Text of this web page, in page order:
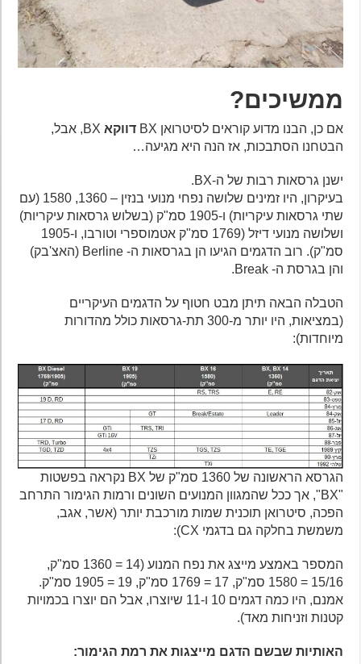
ממשיכים?
אם כן, הבנו מדוע קוראים לסיטרואן BX דווקא
BX, אבל,
הבטחנו הסתבכות, אז הנה היא מגיעה…
ישנן גרסאות רבות של ה-BX.
בעיקרון, היו זמינים שלושה נפחי מנועי בנזין – 1360, 1580 (עם
שתי גרסאות עיקריות) ו-1905 סמ"ק (בשלוש גרסאות עיקריות)
ושלושה מנועי דיזל (1769 סמ"ק אטמוספרי וטורבו, ו-1905
סמ"ק). רוב הדגמים הגיעו הן בגרסאות ה- Berline (האצ'בק)
והן בגרסת ה- Break.
הטבלה הבאה תיתן מבט חטוף על הדגמים העיקריים
(במציאות, היו יותר מ-300 תת-גרסאות כולל מהדורות
מיוחדות):
הגרסא הראשונה של 1360 סמ"ק של BX נקראה בפשטות
"BX", אך ככל שהמגוון ה​​מנועים השונים ורמות הגימור התרחב
הפכה, סיטרואן תוכנית שמות מורכבת יותר (אשר, אגב,
משמשת בחלקה גם בדגמי CX):
המספר באמצע מייצג את נפח המנוע (14 = 1360 סמ"ק,
15/16 = 1580 סמ"ק, 17 = 1769 סמ"ק, 19 = 1905 סמ"ק.
אמנם, היו כמה דגמים 10 ו-11 שיוצרו, אבל הם יוצרו בכמויות
קטנות וזניחות מאד).
האותיות שבשם הדגם מייצגות את רמת הגימור: